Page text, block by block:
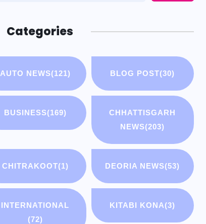
Categories
AUTO NEWS(121) BLOG POST(30)
BUSINESS(169)
CHHATTISGARH
NEWS(203)
CHITRAKOOT(1) DEORIA NEWS(53)
INTERNATIONAL
(72)
KITABI KONA(3)